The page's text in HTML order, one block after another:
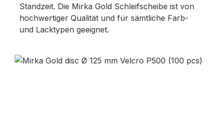
Standzeit. Die Mirka Gold Schleifscheibe ist von
hochwertiger Qualität und für sämtliche Farb-
und Lacktypen geeignet.
Bildergalerie überspringen